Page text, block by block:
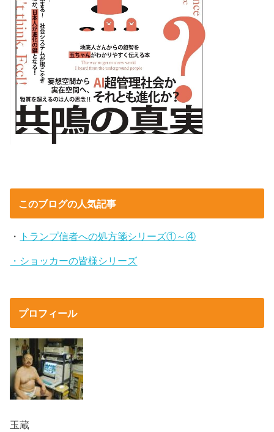
このブログの人気記事
・ トランプ信者への処方箋シリーズ①～④
・ショッカーの皆様シリーズ
プロフィール
玉蔵